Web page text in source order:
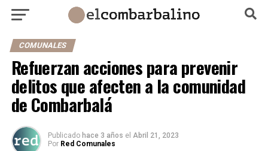
COMUNALES
Refuerzan acciones para prevenir
delitos que afecten a la comunidad
de Combarbalá
Publicado hace 3 años el Abril 21, 2023
Por Red Comunales